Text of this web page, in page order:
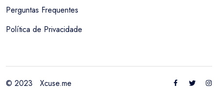
Entrar / Criar Conta Felgueiras
Perguntas Frequentes
Política de Privacidade
© 2023 Xcuse.me